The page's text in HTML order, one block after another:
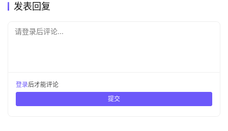
发表回复
请登录后评论...
登录后才能评论
提交